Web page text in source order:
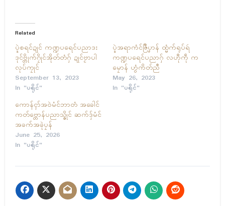
Related
ပ္ဍဲစရၚ်ဍုၚ် ကဏ္ဍပရေၚ်ပညာဒး
ဒုၚ်ဗ္တိုက်ဂၠိုၚ်အိုတ်တံဂှ် ဍုၚ်ဗၟာပါ
လုပ်ကၠုၚ်
September 13, 2023
In "ပရိုၚ်"
ပ္ဍဲအရာကံၚ်ဇြဳပၞာန် ထ္မံက်ရုပ်ရဴ
ကဏ္ဍပရေၚ်ပညာဂှ် လဟီုကဵု က
မၠောန် ဟွံကိတ်ညဳ
May 26, 2023
In "ပရိုၚ်"
ကောန်ၚာ်အဝဲမံၚ်ဘာတံ အခေါၚ်
ကတ်ဗ္တောန်ပညာသ္ဇိုၚ် ဆက်ဒှ်မံၚ်
အခက်အခုဲပၠန်
June 25, 2026
In "ပရိုၚ်"